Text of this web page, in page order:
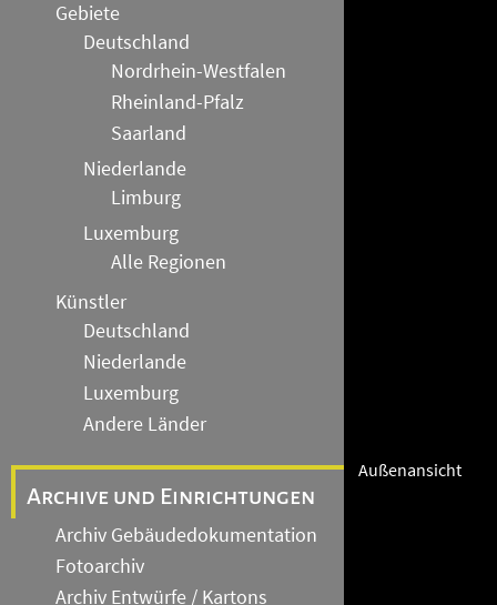
Gebiete
Deutschland
Nordrhein-Westfalen
Rheinland-Pfalz
Saarland
Niederlande
Limburg
Luxemburg
Alle Regionen
Künstler
Deutschland
Niederlande
Luxemburg
Andere Länder
Archive und Einrichtungen
Archiv Gebäudedokumentation
Fotoarchiv
Archiv Entwürfe / Kartons
Außenansicht